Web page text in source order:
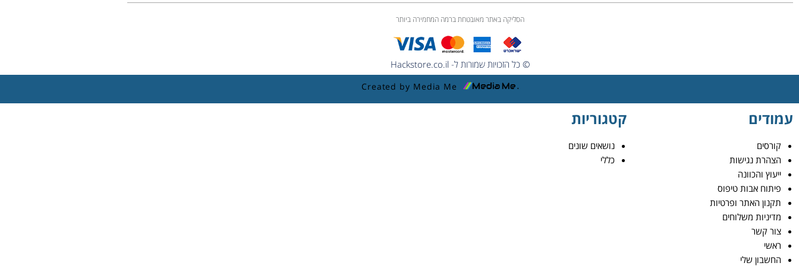
הסליקה באתר מאובטחת ברמה המחמירה ביותר
© כל הזכויות שמורות ל- Hackstore.co.il
Created by Media Me
עמודים
קורסים
הצהרת נגישות
ייעוץ והכוונה
פיתוח אבות טיפוס
תקנון האתר ופרטיות
מדיניות משלוחים
צור קשר
ראשי
החשבון שלי
קטגוריות
נושאים שונים
כללי